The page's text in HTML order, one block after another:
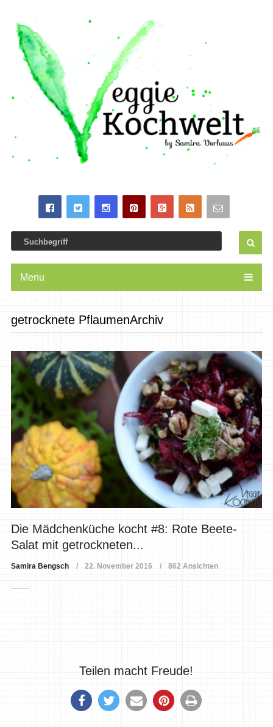
Menu
getrocknete PflaumenArchiv
Die Mädchenküche kocht #8: Rote Beete-
Salat mit getrockneten...
Samira Bengsch 22. November 2016 862 Ansichten
Teilen macht Freude!